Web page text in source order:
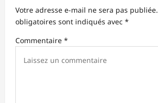
n
d
’
Votre adresse e-mail ne sera pas publiée.
obligatoires sont indiqués avec *
Commentaire *